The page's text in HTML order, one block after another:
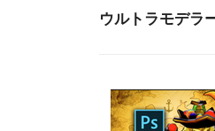
ウルトラモデラ